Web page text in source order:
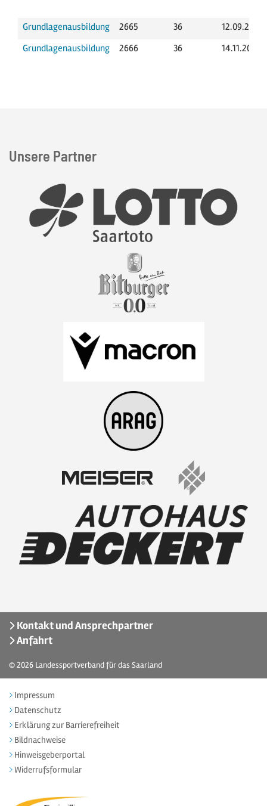
Grundlagenausbildung 2665 36
Grundlagenausbildung
2666 36
Unsere Partner
Kontakt und Ansprechpartner
Anfahrt
© 2026 Landessportverband für das Saarland
Impressum
Datenschutz
Erklärung zur Barrierefreiheit
Bildnachweise
Hinweisgeberportal
Widerrufsformular